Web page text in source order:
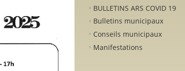
BULLETINS ARS COVID 19
Bulletins municipaux
Conseils municipaux
Manifestations